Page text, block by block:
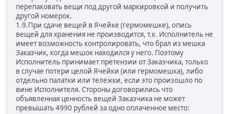
перепаковать вещи под другой маркировкой и получить
другой номерок.
1.9.При сдаче вещей в Ячейке (гермомешке), опись
вещей для хранения не производится, т.к. Исполнитель не
имеет возможность контролировать, что брал из мешка
Заказчик, когда мешок находился у него. Поэтому
Исполнитель принимает претензии от Заказчика, только
в случае потери целой Ячейки (или гермомешка), либо
отдельно палатки или тележки, если это произошло по
вине Исполнителя. Стороны договорились что
объявленная ценность вещей Заказчика не может
превышать 4990 рублей за одно оплаченное место: